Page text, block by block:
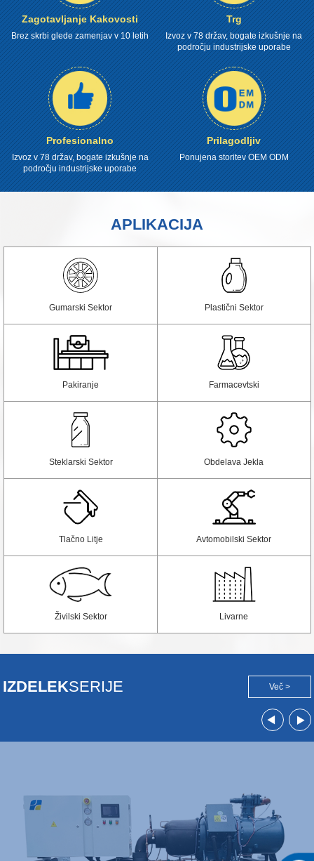
Zagotavljanje Kakovosti
Brez skrbi glede zamenjav v 10 letih
Trg
Izvoz v 78 držav, bogate izkušnje na
področju industrijske uporabe
Profesionalno
Izvoz v 78 držav, bogate izkušnje na
področju industrijske uporabe
Prilagodljiv
Ponujena storitev OEM ODM
APLIKACIJA
Gumarski Sektor Plastični Sektor
Pakiranje Farmacevtski
Steklarski Sektor Obdelava Jekla
Tlačno Litje Avtomobilski Sektor
Živilski Sektor Livarne
IZDELEKSERIJE Več >